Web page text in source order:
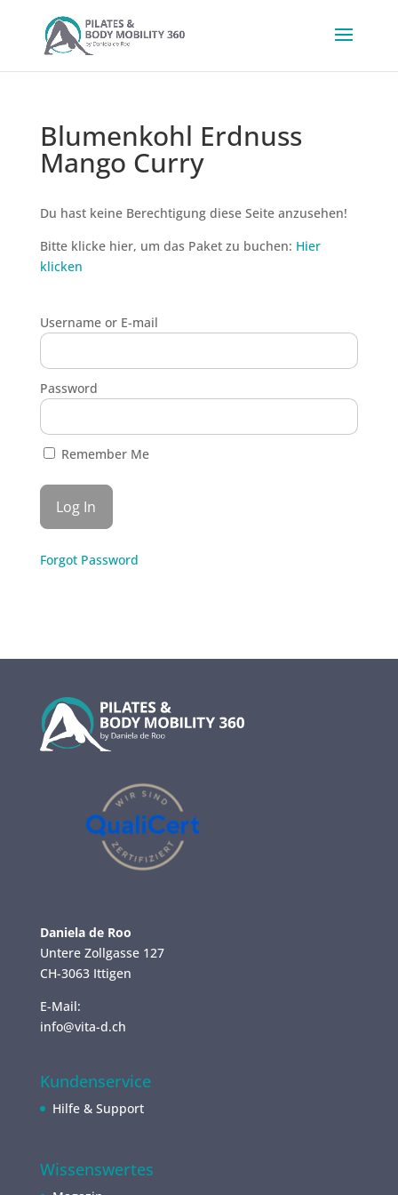
Blumenkohl Erdnuss
Mango Curry
Du hast keine Berechtigung diese Seite anzusehen!
Bitte klicke hier, um das Paket zu buchen: Hier
klicken
Username or E-mail
Password
Remember Me
Forgot Password
Daniela de Roo
Untere Zollgasse 127
CH-3063 Ittigen
E-Mail:
info@vita-d.ch
Kundenservice
Hilfe & Support
Wissenswertes